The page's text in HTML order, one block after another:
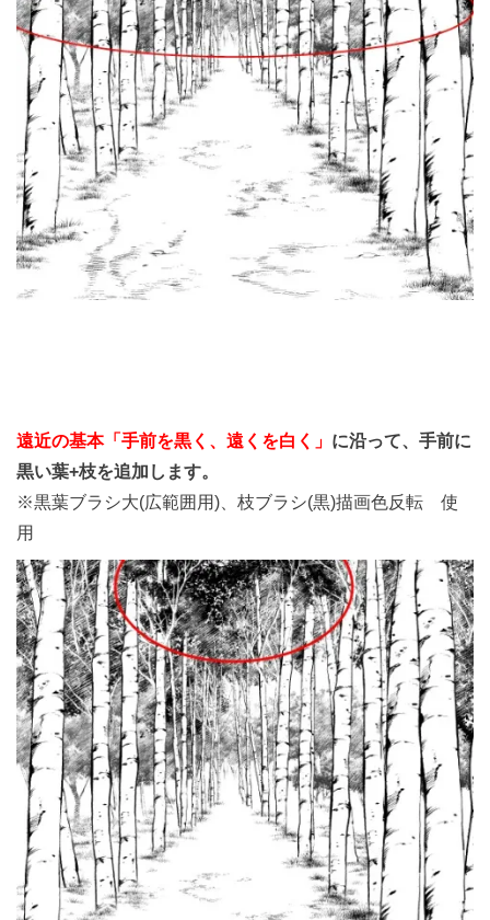
遠近の基本「手前を黒く、遠くを白く」 に沿って、手前に
黒い葉+枝を追加します。
※黒葉ブラシ大(広範囲用)、枝ブラシ(黒)描画色反転 使
用